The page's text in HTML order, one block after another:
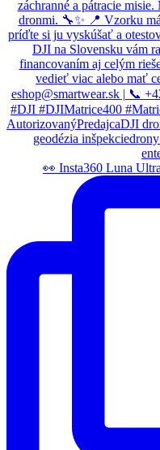
👀 Insta360 Luna